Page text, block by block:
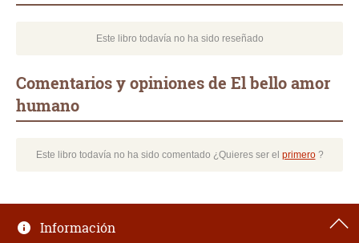
Este libro todavía no ha sido reseñado
Comentarios y opiniones de El bello amor
humano
Este libro todavía no ha sido comentado ¿Quieres ser el primero?
Información